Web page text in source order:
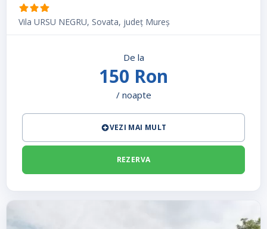
Vila URSU NEGRU, Sovata, județ Mureș
De la
150 Ron
/ noapte
VEZI MAI MULT
REZERVA